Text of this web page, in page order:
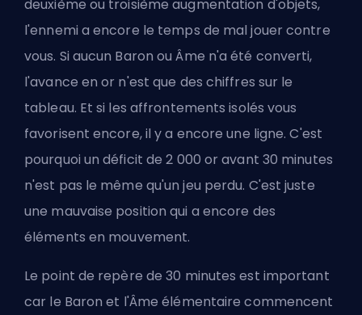
deuxième ou troisième augmentation d'objets,
l'ennemi a encore le temps de mal jouer contre
vous. Si aucun Baron ou Âme n'a été converti,
l'avance en or n'est que des chiffres sur le
tableau. Et si les affrontements isolés vous
favorisent encore, il y a encore une ligne. C'est
pourquoi un déficit de 2 000 or avant 30 minutes
n'est pas le même qu'un jeu perdu. C'est juste
une mauvaise position qui a encore des
éléments en mouvement.
Le point de repère de 30 minutes est important
car le Baron et l'Âme élémentaire commencent